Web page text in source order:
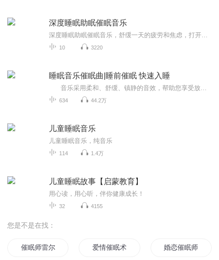
深度睡眠助眠催眠音乐
10 3220
睡眠音乐催眠曲|睡前催眠 快速入睡
634 44.2万
儿童睡眠音乐
儿童睡眠音乐，纯音乐
114 1.4万
儿童睡眠故事【启蒙教育】
用心读，用心听，伴你健康成长！
32 4155
您是不是在找：
催眠师雷尔 爱情催眠术 婚恋催眠师